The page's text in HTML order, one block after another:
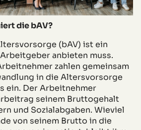
die bAV?
(bAV) ist ein
anbieten muss.
zahlen gemeinsam
in die Altersvorsorge
ein. Der Arbeitnehmer
seinem Bruttogehalt
und Sozialabgaben. Wieviel
von seinem Brutto in die